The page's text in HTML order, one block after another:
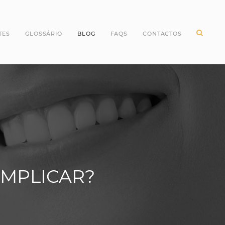
pré Molares
do Siso
GLOSSÁRIO BLOG FAQS
Periodontologia
Branqueamento Dentário
CONTACTOS